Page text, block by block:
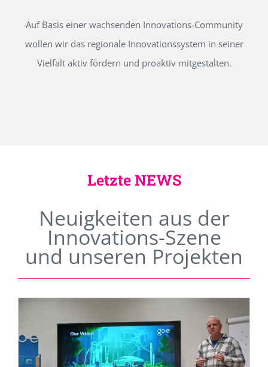
Auf Basis einer wachsenden Innovations-Community
wollen wir das regionale Innovationssystem in seiner
Vielfalt aktiv fördern und proaktiv mitgestalten.
Letzte NEWS
Neuigkeiten aus der
Innovations-Szene
und unseren Projekten